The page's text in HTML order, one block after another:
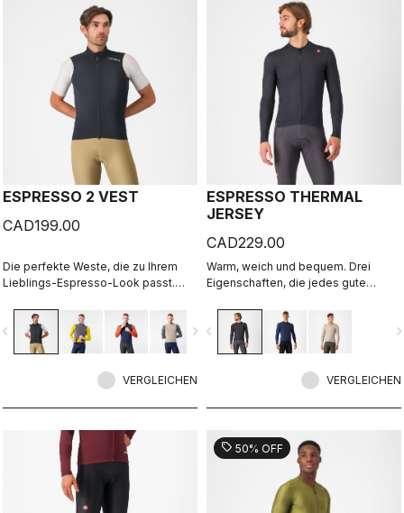
ESPRESSO 2 VEST
CAD199.00
Die perfekte Weste, die zu Ihrem
Lieblings-Espresso-Look passt.
atmungsaktive Rückseite, sehr gut
verpackbar, 3 Taschen, Zwei-Wege-
Reißverschluss.
navigate_next
VERGLEICHEN
ESPRESSO THERMAL
JERSEY
CAD229.00
Warm, weich und bequem. Drei
Eigenschaften, die jedes gute
das Espresso Thermal Jersey voll
ins Schwarze. Der luxuriös weiche
Stoff fühlt sich wunderbar auf der
allem komfortabel.
navigate_before
VERGLEICHEN
sell 50% OFF